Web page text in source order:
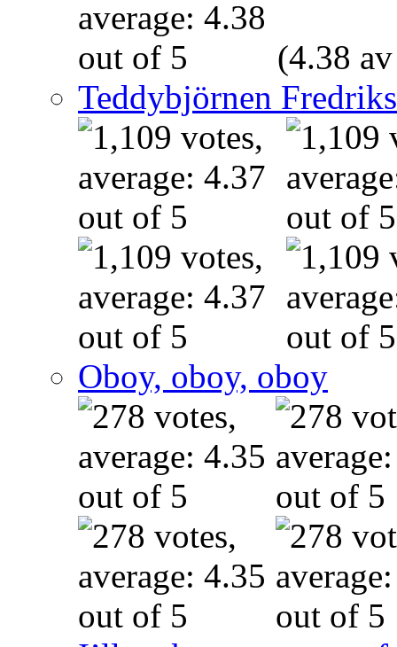
(4.38
Teddybjörnen
Oboy, oboy, oboy